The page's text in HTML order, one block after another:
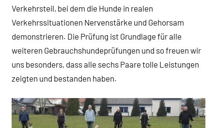
Verkehrsteil, bei dem die Hunde in realen
Verkehrssituationen Nervenstärke und Gehorsam
demonstrieren. Die Prüfung ist Grundlage für alle
weiteren Gebrauchshundeprüfungen und so freuen wir
uns besonders, dass alle sechs Paare tolle Leistungen
zeigten und bestanden haben.